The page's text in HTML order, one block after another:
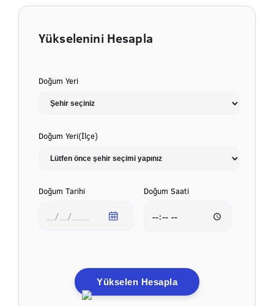
Yükselenini Hesapla
Doğum Yeri
Doğum Yeri(İlçe)
Doğum Tarihi Doğum Saati
Yükselen Hesapla